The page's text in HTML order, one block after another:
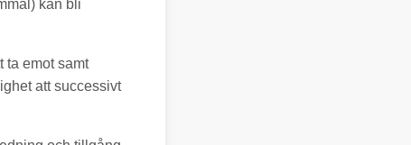
kan bli
ta emot samt
att successivt